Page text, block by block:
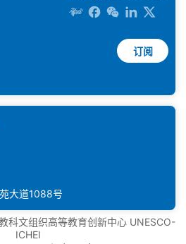
订阅
大道1088号
文组织高等教育创新中心 UNESCO-
ICHEI